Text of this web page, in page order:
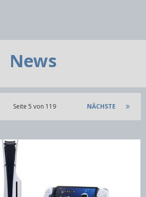
News
NÄCHSTE
Seite 5 von 119